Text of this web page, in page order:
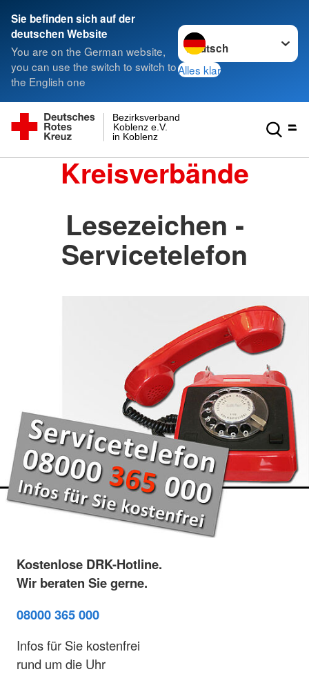
Sie befinden sich auf der
deutschen Website
You are on the German website,
you can use the switch to switch to
the English one
Sprache wechseln zu
Alles klar
in Koblenz
Koblenz e.V.
Bezirksverband
Kreisverbände
Lesezeichen -
Servicetelefon
Kostenlose DRK-Hotline.
Wir beraten Sie gerne.
08000 365 000
Infos für Sie kostenfrei
rund um die Uhr